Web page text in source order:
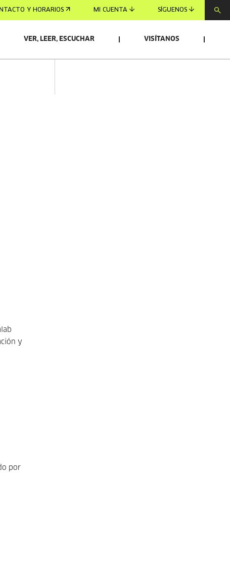
Y HORARIOS MI CUENTA SÍGUENOS
VER, LEER, ESCUCHAR VISÍTANOS
y
por